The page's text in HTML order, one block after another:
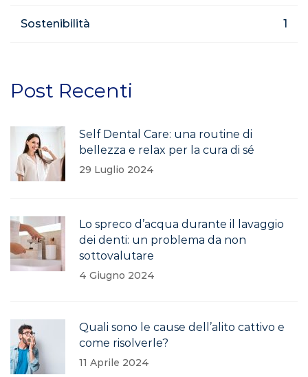
Sostenibilità 1
Post Recenti
Self Dental Care: una routine di
bellezza e relax per la cura di sé
29 Luglio 2024
Lo spreco d’acqua durante il lavaggio
dei denti: un problema da non
sottovalutare
4 Giugno 2024
Quali sono le cause dell’alito cattivo e
come risolverle?
11 Aprile 2024